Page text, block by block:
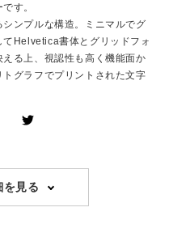
す。
ンプルな構造。ミニマルでグ
Helvetica書体とグリッドフォ
る上、視認性も高く機能面か
グラフでプリントされた文字
を見る